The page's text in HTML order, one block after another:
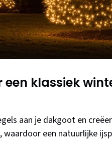
af van je gewenste
recht met subtiele
Hieronder bespreken
klassiek
aan je dakgoot en
waardoor een natuurlijke